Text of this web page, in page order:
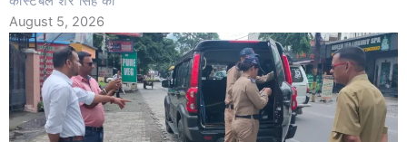
August 5, 2026